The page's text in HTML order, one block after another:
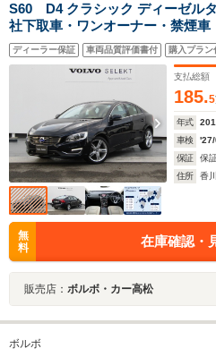
S60 D4 クラシック ディーゼル
社下取車・ワンオーナー・禁煙車
ルーフ・リニアウッドパネル・サ
ート・シートヒーター・フルセグ
ロントパワーシート
ディーラー保証 車両品質評価書付 購入プラン
支払総額
185.5
年式
車検
'27/
保証
保
住所
香
無
料
在庫確認・
販売店： ボルボ・カー高松
ボルボ